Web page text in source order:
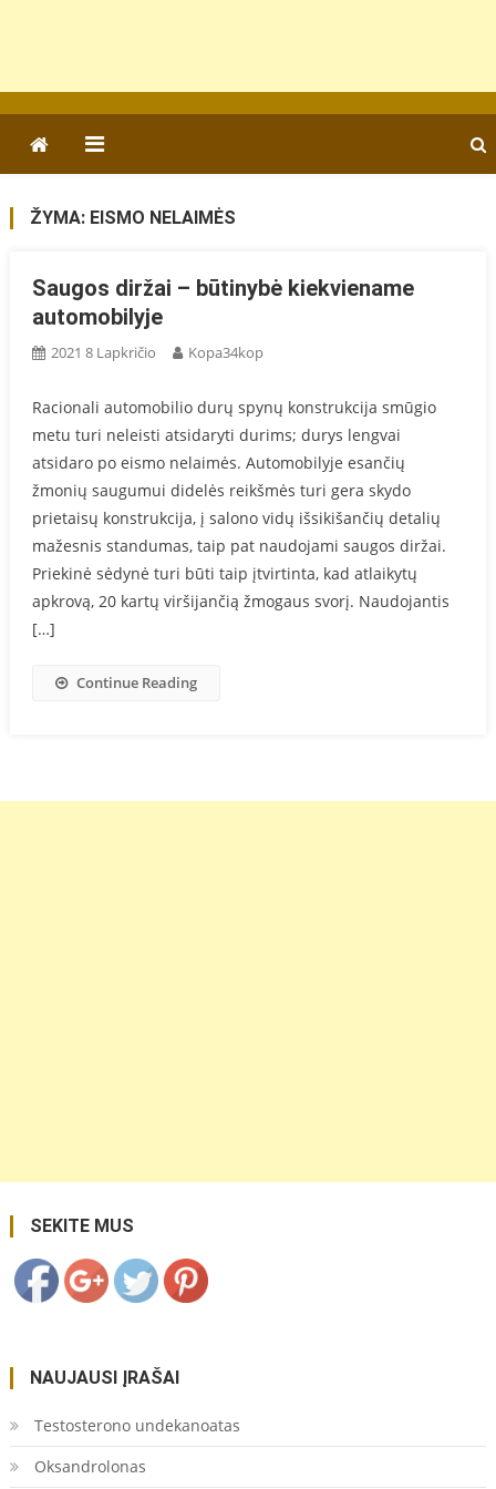
ŽYMA: EISMO NELAIMĖS
Saugos diržai – būtinybė kiekviename
automobilyje
2021 8 Lapkričio Kopa34kop
Racionali automobilio durų spynų konstrukcija smūgio
metu turi neleisti atsidaryti durims; durys lengvai
atsidaro po eismo nelaimės. Automobilyje esančių
žmonių saugumui didelės reikšmės turi gera skydo
prietaisų konstrukcija, į salono vidų išsikišančių detalių
mažesnis standumas, taip pat naudojami saugos diržai.
Priekinė sėdynė turi būti taip įtvirtinta, kad atlaikytų
apkrovą, 20 kartų viršijančią žmogaus svorį. Naudojantis
[…]
Continue Reading
SEKITE MUS
nelaimes/">
NAUJAUSI ĮRAŠAI
Testosterono undekanoatas
Oksandrolonas